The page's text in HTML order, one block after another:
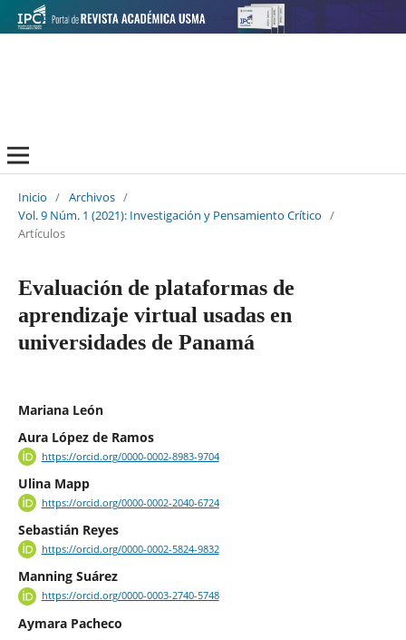
Inicio / Archivos /
Vol. 9 Núm. 1 (2021): Investigación y Pensamiento Crítico /
Artículos
Evaluación de plataformas de
aprendizaje virtual usadas en
universidades de Panamá
Mariana León
Aura López de Ramos
https://orcid.org/0000-0002-8983-9704
Ulina Mapp
https://orcid.org/0000-0002-2040-6724
Sebastián Reyes
https://orcid.org/0000-0002-5824-9832
Manning Suárez
https://orcid.org/0000-0003-2740-5748
Aymara Pacheco